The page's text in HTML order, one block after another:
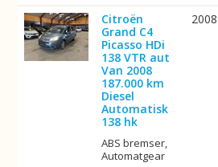
Citroën
Grand C4
Picasso HDi
138 VTR aut
Van 2008
187.000 km
Diesel
Automatisk
138 hk
ABS bremser,
Automatgear
2008